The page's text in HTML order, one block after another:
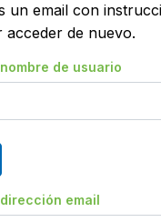
un email con
acceder de nuevo.
de usuario
email